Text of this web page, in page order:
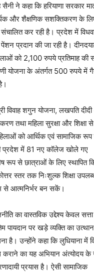
News Week
PRO
SUBSCRIBE NOW
सैनी ने कहा कि हरियाणा सरकार
और शैक्षणिक सशक्तिकरण के
कर रही है। प्रदेश में
प्रदान की जा रही है।
को 2,100 रुपये प्रतिमाह की
योजना के अंतर्गत 500 रुपये में
विवाह शगुन योजना, लखपति
तथा महिला सुरक्षा और शिक्षा
को आर्थिक एवं सामाजिक
प्रदेश में 81 नए कॉलेज खोले गए
रूप से छात्राओं के लिए स्थापित
स्तर तक निःशुल्क शिक्षा
से आत्मनिर्भर बन सकें।
का वास्तविक उद्देश्य केवल
पायदान पर खड़े व्यक्ति का
है। उन्होंने कहा कि लुधियाना में
कराने का यह अभियान अंत्योदय
प्रयास है। ऐसी सामाजिक